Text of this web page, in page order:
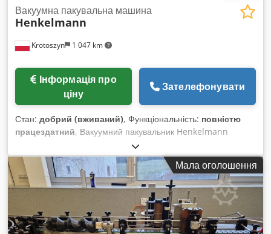
Krotoszyn 1 047 km
Вакуумна пакувальна машина
Henkelmann
ціну
Зателефонувати
Стан: добрий (вживаний), Функціональність: повністю
працездатний, Вакуумний пакувальник Henkelmann
Марка: Henkelmann Габарити: 1550 x 800 x 950 мм
Codpoxx Diwsfx Aafsrf Зварювальна планка: 620 мм
Камера: 570 x 670 мм Вакуумний пакувальник Henkelmann
— це професійне обладнання, призначене для вакуумного
пакування продуктів, що забезпечує їхню тривалу свіжість і
Мала оголошення